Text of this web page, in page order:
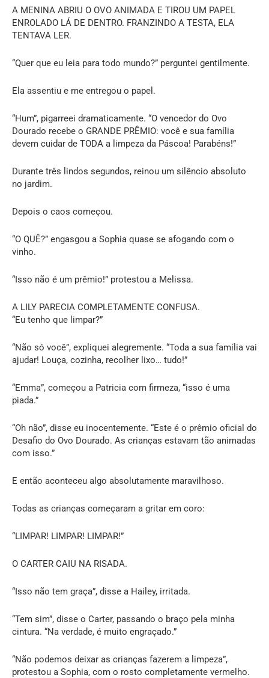
A MENINA ABRIU O OVO ANIMADA E TIROU UM PAPEL
ENROLADO LÁ DE DENTRO. FRANZINDO A TESTA, ELA
TENTAVA LER.
“Quer que eu leia para todo mundo?” perguntei gentilmente.
Ela assentiu e me entregou o papel.
“Hum”, pigarreei dramaticamente. “O vencedor do Ovo
Dourado recebe o GRANDE PRÊMIO: você e sua família
devem cuidar de TODA a limpeza da Páscoa! Parabéns!”
Durante três lindos segundos, reinou um silêncio absoluto
no jardim.
Depois o caos começou.
“O QUÊ?” engasgou a Sophia quase se afogando com o
vinho.
“Isso não é um prêmio!” protestou a Melissa.
A LILY PARECIA COMPLETAMENTE CONFUSA.
“Eu tenho que limpar?”
“Não só você”, expliquei alegremente. “Toda a sua família vai
ajudar! Louça, cozinha, recolher lixo… tudo!”
“Emma”, começou a Patricia com firmeza, “isso é uma
piada.”
“Oh não”, disse eu inocentemente. “Este é o prêmio oficial do
Desafio do Ovo Dourado. As crianças estavam tão animadas
com isso.”
E então aconteceu algo absolutamente maravilhoso.
Todas as crianças começaram a gritar em coro:
“LIMPAR! LIMPAR! LIMPAR!”
O CARTER CAIU NA RISADA.
“Isso não tem graça”, disse a Hailey, irritada.
“Tem sim”, disse o Carter, passando o braço pela minha
cintura. “Na verdade, é muito engraçado.”
“Não podemos deixar as crianças fazerem a limpeza”,
protestou a Sophia, com o rosto completamente vermelho.